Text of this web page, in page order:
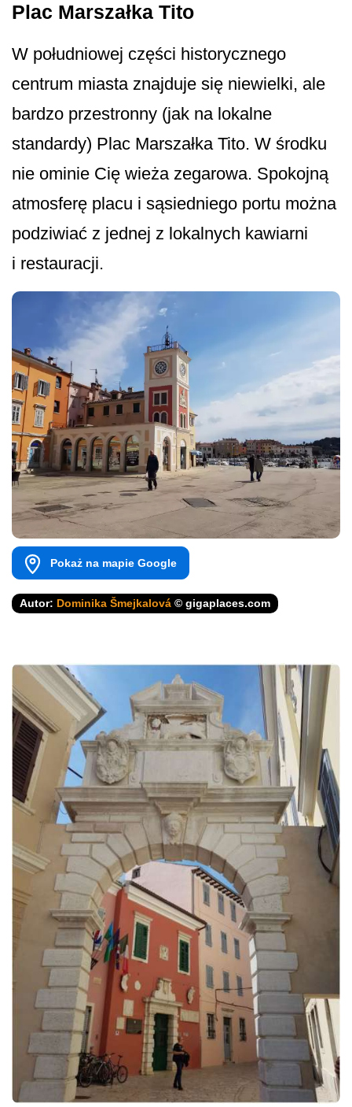
Plac Marszałka Tito
W południowej części historycznego
centrum miasta znajduje się niewielki, ale
bardzo przestronny (jak na lokalne
standardy) Plac Marszałka Tito. W środku
nie ominie Cię wieża zegarowa. Spokojną
atmosferę placu i sąsiedniego portu można
podziwiać z jednej z lokalnych kawiarni
i restauracji.
Pokaż na mapie Google
Autor: Dominika Šmejkalová © gigaplaces.com